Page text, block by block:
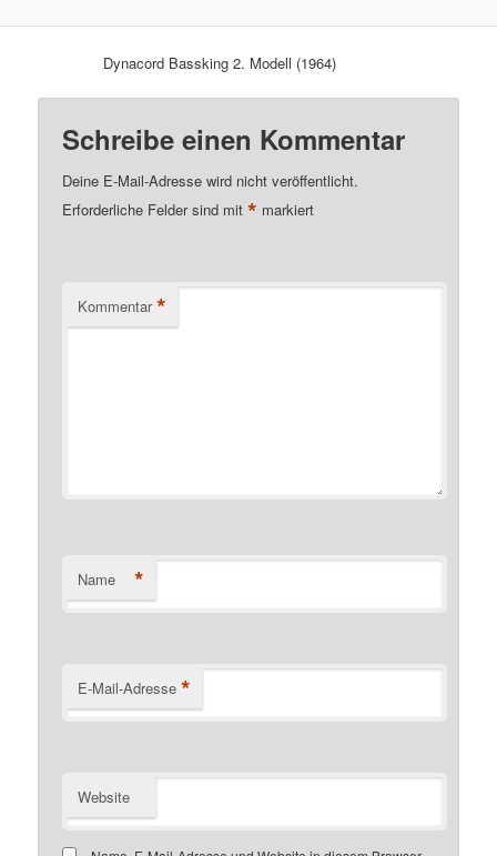
Dynacord Bassking 2. Modell (1964)
Schreibe einen Kommentar
Deine E-Mail-Adresse wird nicht veröffentlicht.
Erforderliche Felder sind mit* markiert
Kommentar *
Name *
E-Mail-Adresse *
Website